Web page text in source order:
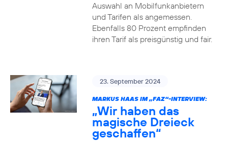
Auswahl an Mobilfunkanbietern
und Tarifen als angemessen.
Ebenfalls 80 Prozent empfinden
ihren Tarif als preisgünstig und fair.
23. September 2024
MARKUS HAAS IM „FAZ“-INTERVIEW:
„Wir haben das
magische Dreieck
geschaffen“